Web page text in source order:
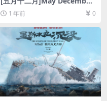
(2023)[百度网盘+夸克网盘10
80P超清未删减资源][网盘在
英字幕]
1 年前 0